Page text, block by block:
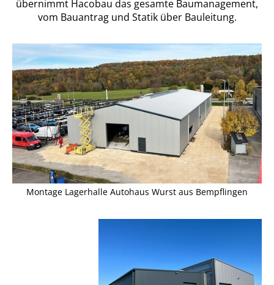
übernimmt Hacobau das gesamte Baumanagement,
vom Bauantrag und Statik über Bauleitung.
Montage Lagerhalle Autohaus Wurst aus Bempflingen